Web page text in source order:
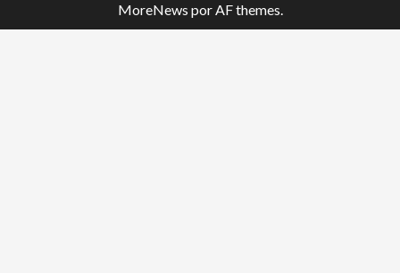
MoreNews por AF themes.